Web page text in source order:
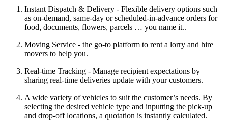
Instant Dispatch & Delivery - Flexible delivery options such
as on-demand, same-day or scheduled-in-advance orders for
food, documents, flowers, parcels … you name it..
Moving Service - the go-to platform to rent a lorry and hire
movers to help you.
Real-time Tracking - Manage recipient expectations by
sharing real-time deliveries update with your customers.
A wide variety of vehicles to suit the customer’s needs. By
selecting the desired vehicle type and inputting the pick-up
and drop-off locations, a quotation is instantly calculated.